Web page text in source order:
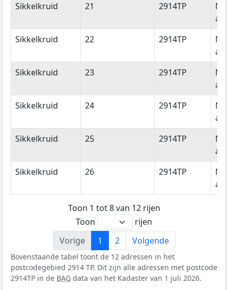
Sikkelkruid
21 2914TP
Sikkelkruid
22 2914TP
Sikkelkruid
23 2914TP
Sikkelkruid
24 2914TP
Sikkelkruid
25 2914TP
Sikkelkruid
26 2914TP
Toon 1 tot 8 van 12 rijen
Toon
rijen
Vorige
1 2 Volgende
Bovenstaande tabel toont de 12 adressen in het
postcodegebied 2914 TP. Dit zijn alle adressen met postcode
2914TP in de BAG data van het Kadaster van 1 juli 2026.